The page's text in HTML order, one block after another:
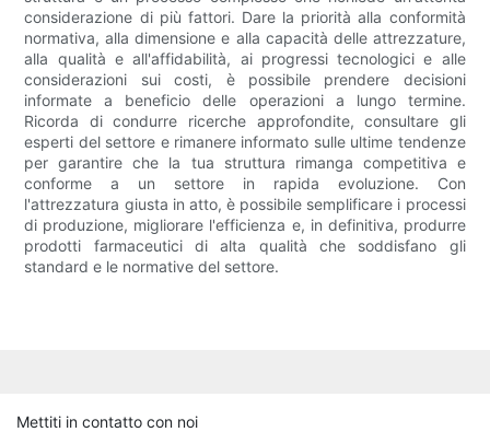
considerazione di più fattori. Dare la priorità alla conformità
normativa, alla dimensione e alla capacità delle attrezzature,
alla qualità e all'affidabilità, ai progressi tecnologici e alle
considerazioni sui costi, è possibile prendere decisioni
informate a beneficio delle operazioni a lungo termine.
Ricorda di condurre ricerche approfondite, consultare gli
esperti del settore e rimanere informato sulle ultime tendenze
per garantire che la tua struttura rimanga competitiva e
conforme a un settore in rapida evoluzione. Con
l'attrezzatura giusta in atto, è possibile semplificare i processi
di produzione, migliorare l'efficienza e, in definitiva, produrre
prodotti farmaceutici di alta qualità che soddisfano gli
standard e le normative del settore.
Mettiti in contatto con noi